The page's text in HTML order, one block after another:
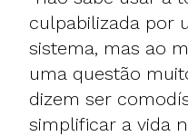
culpabilizada por
sistema, mas ao
uma questão
dizem ser
simplificar a vida